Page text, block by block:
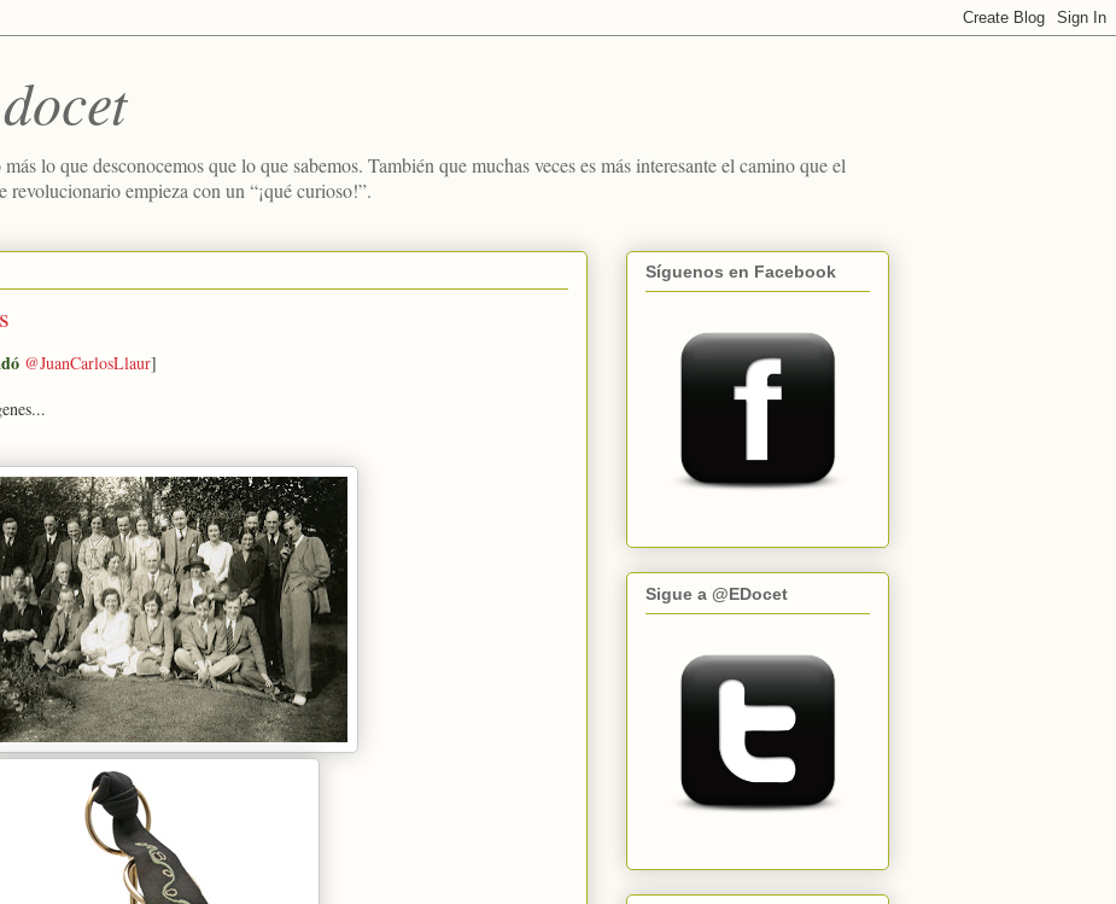
lo que desconocemos que lo que sabemos. También que muchas veces es más interesante el camino que el
empieza con un “¡qué curioso!”.
@JuanCarlosLlaur]
Síguenos en Facebook
Sigue a @EDocet